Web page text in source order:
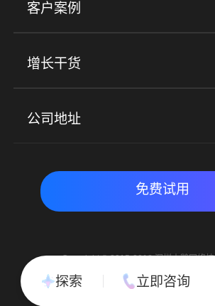
心理机构
实时私域带货 数字化运营
社群圈子
客户案例
增长干货
公司地址
北京地址：北京市朝阳区朝外大街乙6号23
免费试用
Copyright © 2015-2018 深圳小鹅网络
All Rights Reserved. 粤ICP备
粤公网安备
探索 立即咨询